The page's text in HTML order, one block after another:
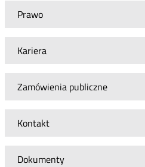
Prawo
Kariera
Zamówienia publiczne
Kontakt
Dokumenty